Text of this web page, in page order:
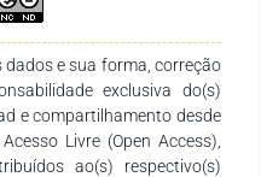
indicando que os
se o cetoprofeno
uma vez que
em todos os ensaios
de fotólise direta
baixas nos experimentos
e sua forma, correção
exclusiva do(s)
e compartilhamento desde
Livre (Open Access),
ao(s) respectivo(s)